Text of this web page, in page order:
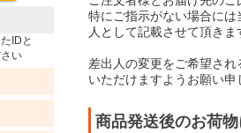
IDと
い
特にご指示がない場合に
人として記載させて頂きま
差出人の変更をご希望さ
いただけますようお願い申
商品発送後のお荷